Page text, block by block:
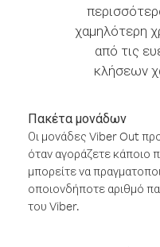
χαμηλότερη
από τις
κλήσεων
Πακέτα μονάδων
Οι μονάδες Viber Out
όταν αγοράζετε κάποιο
μπορείτε να
οποιονδήποτε αριθμό
του Viber.